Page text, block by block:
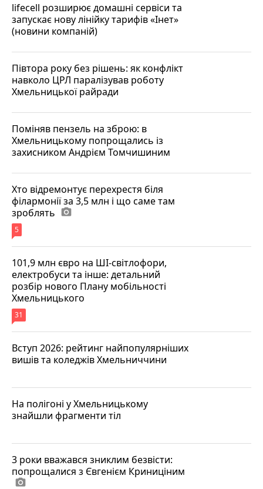
lifecell розширює домашні сервіси та
запускає нову лінійку тарифів «Інет»
(новини компаній)
Півтора року без рішень: як конфлікт
навколо ЦРЛ паралізував роботу
Хмельницької райради
Поміняв пензель на зброю: в
Хмельницькому попрощались із
захисником Андрієм Томчишиним
Хто відремонтує перехрестя біля
філармонії за 3,5 млн і що саме там
зроблять photo_camera
5
101,9 млн євро на ШІ-світлофори,
електробуси та інше: детальний
розбір нового Плану мобільності
Хмельницького
31
Вступ 2026: рейтинг найпопулярніших
вишів та коледжів Хмельниччини
На полігоні у Хмельницькому
знайшли фрагменти тіл
3 роки вважався зниклим безвісти:
попрощалися з Євгенієм Криниціним
photo_camera